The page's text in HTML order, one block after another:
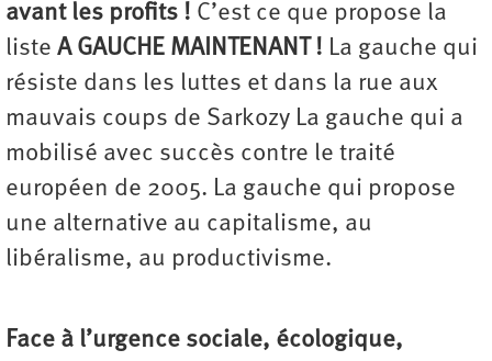
avant les profits ! C’est ce que propose la
liste A GAUCHE MAINTENANT ! La gauche qui
résiste dans les luttes et dans la rue aux
mauvais coups de Sarkozy La gauche qui a
mobilisé avec succès contre le traité
européen de 2005. La gauche qui propose
une alternative au capitalisme, au
libéralisme, au productivisme.
Face à l’urgence sociale, écologique,